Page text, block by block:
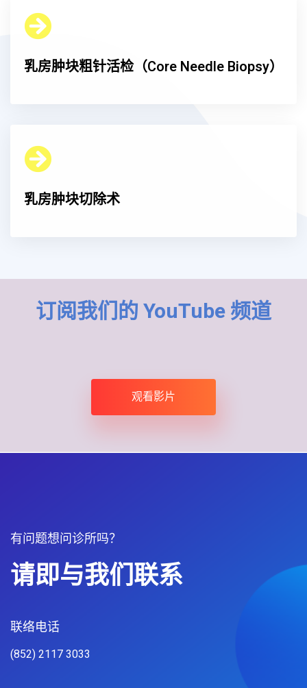
乳房肿块粗针活检（Core Needle Biopsy）
乳房肿块切除术
订阅我们的 YouTube 频道
观看影片
有问题想问诊所吗？
请即与我们联系
联络电话
(852) 2117 3033